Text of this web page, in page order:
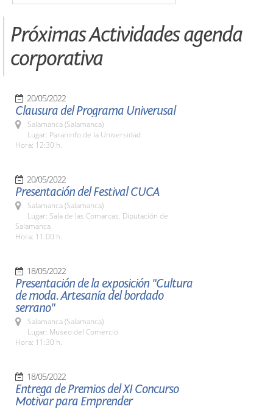
Próximas Actividades agenda
corporativa
20/05/2022
Clausura del Programa Univerusal
Salamanca (Salamanca)
Lugar: Paraninfo de la Universidad
Hora: 12:30 h.
20/05/2022
Presentación del Festival CUCA
Salamanca (Salamanca)
Lugar: Sala de las Comarcas. Diputación de
Salamanca
Hora: 11:00 h.
18/05/2022
Presentación de la exposición "Cultura
de moda. Artesanía del bordado
serrano"
Salamanca (Salamanca)
Lugar: Museo del Comercio
Hora: 11:30 h.
18/05/2022
Entrega de Premios del XI Concurso
Motivar para Emprender